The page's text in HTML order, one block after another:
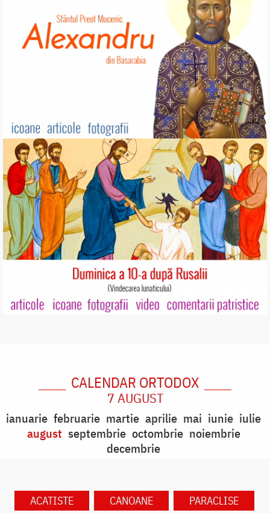
CALENDAR ORTODOX
7 AUGUST
ianuarie februarie martie aprilie mai iunie iulie
august septembrie octombrie noiembrie
decembrie
ACATISTE CANOANE PARACLISE